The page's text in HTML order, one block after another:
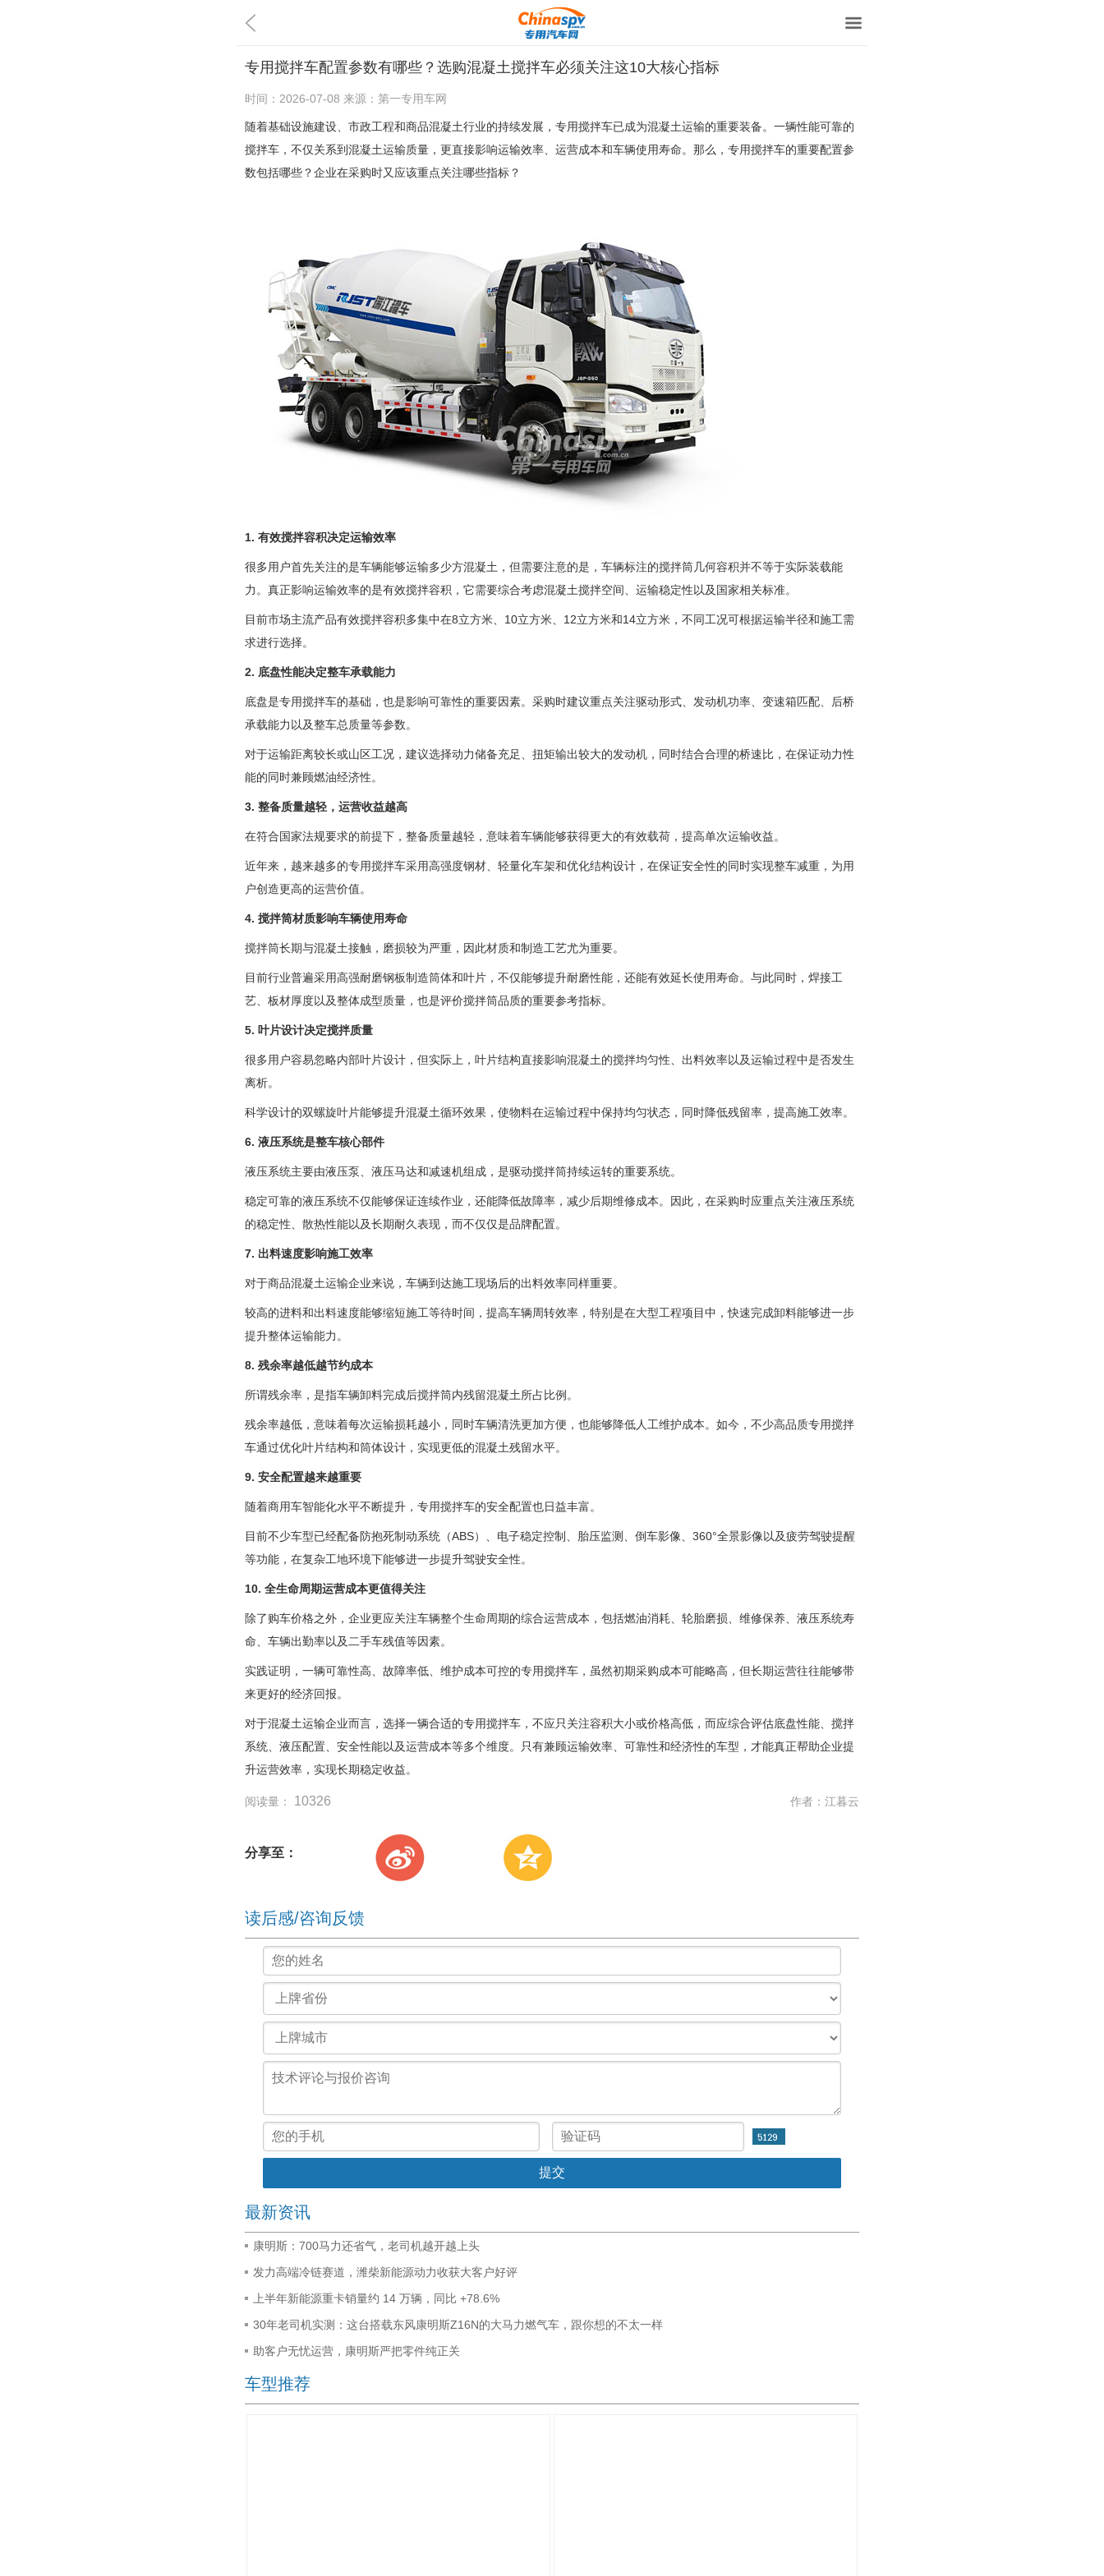
专用搅拌车配置参数有哪些？选购混凝土搅拌车必须关注这10大核心指标
时间： 2026-07-08 来源： 第一专用车网
随着基础设施建设、市政工程和商品混凝土行业的持续发展，专用搅拌车已成为混凝土运输的重要装备。一辆性能可靠的
搅拌车，不仅关系到混凝土运输质量，更直接影响运输效率、运营成本和车辆使用寿命。那么，专用搅拌车的重要配置参
数包括哪些？企业在采购时又应该重点关注哪些指标？
1. 有效搅拌容积决定运输效率
很多用户首先关注的是车辆能够运输多少方混凝土，但需要注意的是，车辆标注的搅拌筒几何容积并不等于实际装载能
力。真正影响运输效率的是有效搅拌容积，它需要综合考虑混凝土搅拌空间、运输稳定性以及国家相关标准。
目前市场主流产品有效搅拌容积多集中在8立方米、10立方米、12立方米和14立方米，不同工况可根据运输半径和施工需
求进行选择。
2. 底盘性能决定整车承载能力
底盘是专用搅拌车的基础，也是影响可靠性的重要因素。采购时建议重点关注驱动形式、发动机功率、变速箱匹配、后桥
承载能力以及整车总质量等参数。
对于运输距离较长或山区工况，建议选择动力储备充足、扭矩输出较大的发动机，同时结合合理的桥速比，在保证动力性
能的同时兼顾燃油经济性。
3. 整备质量越轻，运营收益越高
在符合国家法规要求的前提下，整备质量越轻，意味着车辆能够获得更大的有效载荷，提高单次运输收益。
近年来，越来越多的专用搅拌车采用高强度钢材、轻量化车架和优化结构设计，在保证安全性的同时实现整车减重，为用
户创造更高的运营价值。
4. 搅拌筒材质影响车辆使用寿命
搅拌筒长期与混凝土接触，磨损较为严重，因此材质和制造工艺尤为重要。
目前行业普遍采用高强耐磨钢板制造筒体和叶片，不仅能够提升耐磨性能，还能有效延长使用寿命。与此同时，焊接工
艺、板材厚度以及整体成型质量，也是评价搅拌筒品质的重要参考指标。
5. 叶片设计决定搅拌质量
很多用户容易忽略内部叶片设计，但实际上，叶片结构直接影响混凝土的搅拌均匀性、出料效率以及运输过程中是否发生
离析。
科学设计的双螺旋叶片能够提升混凝土循环效果，使物料在运输过程中保持均匀状态，同时降低残留率，提高施工效率。
6. 液压系统是整车核心部件
液压系统主要由液压泵、液压马达和减速机组成，是驱动搅拌筒持续运转的重要系统。
稳定可靠的液压系统不仅能够保证连续作业，还能降低故障率，减少后期维修成本。因此，在采购时应重点关注液压系统
的稳定性、散热性能以及长期耐久表现，而不仅仅是品牌配置。
7. 出料速度影响施工效率
对于商品混凝土运输企业来说，车辆到达施工现场后的出料效率同样重要。
较高的进料和出料速度能够缩短施工等待时间，提高车辆周转效率，特别是在大型工程项目中，快速完成卸料能够进一步
提升整体运输能力。
8. 残余率越低越节约成本
所谓残余率，是指车辆卸料完成后搅拌筒内残留混凝土所占比例。
残余率越低，意味着每次运输损耗越小，同时车辆清洗更加方便，也能够降低人工维护成本。如今，不少高品质专用搅拌
车通过优化叶片结构和筒体设计，实现更低的混凝土残留水平。
9. 安全配置越来越重要
随着商用车智能化水平不断提升，专用搅拌车的安全配置也日益丰富。
目前不少车型已经配备防抱死制动系统（ABS）、电子稳定控制、胎压监测、倒车影像、360°全景影像以及疲劳驾驶提醒
等功能，在复杂工地环境下能够进一步提升驾驶安全性。
10. 全生命周期运营成本更值得关注
除了购车价格之外，企业更应关注车辆整个生命周期的综合运营成本，包括燃油消耗、轮胎磨损、维修保养、液压系统寿
命、车辆出勤率以及二手车残值等因素。
实践证明，一辆可靠性高、故障率低、维护成本可控的专用搅拌车，虽然初期采购成本可能略高，但长期运营往往能够带
来更好的经济回报。
对于混凝土运输企业而言，选择一辆合适的专用搅拌车，不应只关注容积大小或价格高低，而应综合评估底盘性能、搅拌
系统、液压配置、安全性能以及运营成本等多个维度。只有兼顾运输效率、可靠性和经济性的车型，才能真正帮助企业提
升运营效率，实现长期稳定收益。
阅读量： 10326 作者： 江暮云
分享至：
读后感/咨询反馈
最新资讯
康明斯：700马力还省气，老司机越开越上头
发力高端冷链赛道，潍柴新能源动力收获大客户好评
上半年新能源重卡销量约 14 万辆，同比 +78.6%
30年老司机实测：这台搭载东风康明斯Z16N的大马力燃气车，跟你想的不太一样
助客户无忧运营，康明斯严把零件纯正关
车型推荐